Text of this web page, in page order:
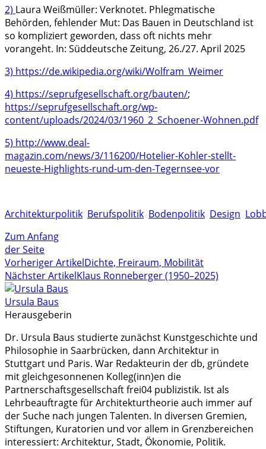
2) Laura Weißmüller: Verknotet. Phlegmatische
Behörden, fehlender Mut: Das Bauen in Deutschland ist
so kompliziert geworden, dass oft nichts mehr
vorangeht. In: Süddeutsche Zeitung, 26./27. April 2025
3) https://de.wikipedia.org/wiki/Wolfram_Weimer
4) https://seprufgesellschaft.org/bauten/;
https://seprufgesellschaft.org/wp-
content/uploads/2024/03/1960_2_Schoener-Wohnen.pdf
5) http://www.deal-
magazin.com/news/3/116200/Hotelier-Kohler-stellt-
neueste-Highlights-rund-um-den-Tegernsee-vor
Architekturpolitik Berufspolitik Bodenpolitik Design
Zum Anfang
der Seite
Vorheriger ArtikelDichte, Freiraum, Mobilität
Nächster ArtikelKlaus Ronneberger (1950–2025)
Ursula Baus
Herausgeberin
Dr. Ursula Baus studierte zunächst Kunstgeschichte und
Philosophie in Saarbrücken, dann Architektur in
Stuttgart und Paris. War Redakteurin der db, gründete
mit gleichgesonnenen Kolleg(inn)en die
Partnerschaftsgesellschaft frei04 publizistik. Ist als
Lehrbeauftragte für Architekturtheorie auch immer auf
der Suche nach jungen Talenten. In diversen Gremien,
Stiftungen, Kuratorien und vor allem in Grenzbereichen
interessiert: Architektur, Stadt, Ökonomie, Politik.